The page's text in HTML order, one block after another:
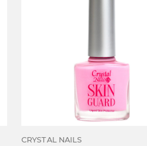
CRYSTAL NAILS